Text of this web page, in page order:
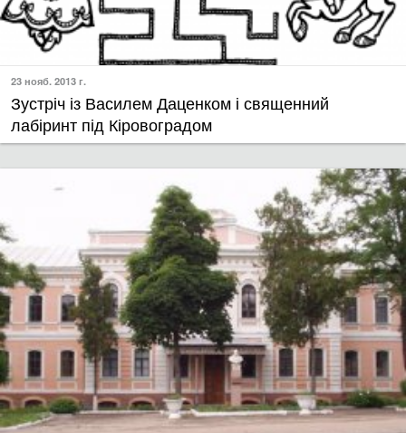
23 нояб. 2013 г.
Зустріч із Василем Даценком і священний
лабіринт під Кіровоградом